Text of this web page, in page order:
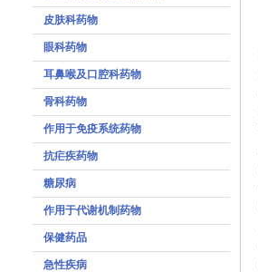
皮肤科药物
眼科药物
耳鼻喉及口腔科药物
骨科药物
作用于免疫系统药物
抗疟疾药物
糖尿病
作用于代谢机制药物
保健药品
急性疾病